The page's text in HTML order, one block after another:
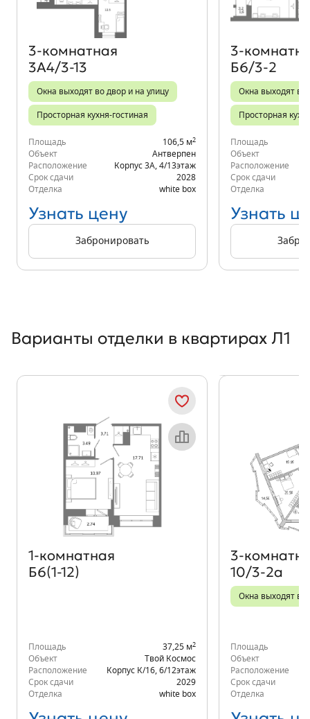
3‑комнатная
3А4/3-13
Окна выходят во двор и на улицу
Просторная кухня-гостиная
Площадь 106,5 м2
Объект
Антверпен
Расположение
Корпус 3А 4/13этаж
Срок сдачи
2028
Отделка
white box
Узнать цену
Забронировать
Б6/3-2
Окна выходят во
Просторная
Площадь
Объект
Расположение
Срок сдачи
Отделка
Узнать
Варианты отделки в квартирах Л1
Объект месяца
1‑комнатная
Б6(1-12)
Площадь 37,25 м2
Объект
Твой Космос
Расположение
Корпус К/16 6/12этаж
Срок сдачи
2029
Отделка
white box
10/3-2а
Окна выходят во
Площадь
Объект
Расположение
Срок сдачи
Отделка